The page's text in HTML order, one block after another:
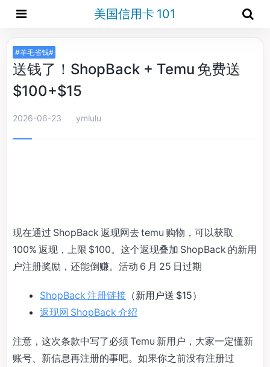
美国信用卡 101
#羊毛省钱#
送钱了！ShopBack + Temu 免费送
$100+$15
2026-06-23 ymlulu
现在通过 ShopBack 返现网去 temu 购物，可以获取
100% 返现，上限 $100。这个返现叠加 ShopBack 的新用
户注册奖励，还能倒赚。活动 6 月 25 日过期
ShopBack 注册链接 （新用户送 $15）
返现网 ShopBack 介绍
注意，这次条款中写了必须 Temu 新用户，大家一定懂新
账号、新信息再注册的事吧。如果你之前没有注册过